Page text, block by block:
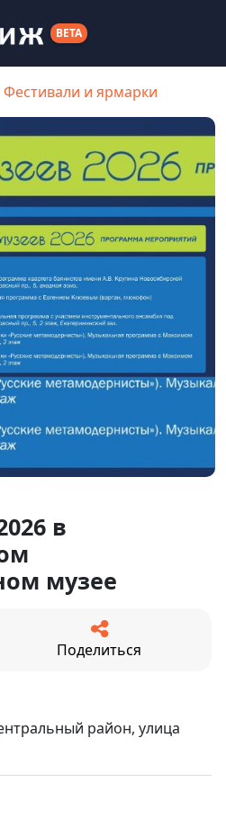
BETA
Фестивали и ярмарки
в
музее
Поделиться
район, улица